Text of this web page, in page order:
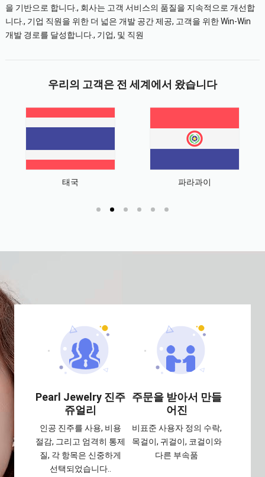
을 기반으로 합니다., 회사는 고객 서비스의 품질을 지속적으로 개선합
니다., 기업 직원을 위한 더 넓은 개발 공간 제공, 고객을 위한 Win-Win
개발 경로를 달성합니다., 기업, 및 직원
우리의 고객은 전 세계에서 왔습니다
태국 파라과이
Pearl Jewelry 진주
쥬얼리
인공 진주를 사용, 비용
절감, 그리고 엄격히 통제
질, 각 항목은 신중하게
선택되었습니다..
주문을 받아서 만들
어진
비표준 사용자 정의 수락,
목걸이, 귀걸이, 코걸이와
다른 부속품